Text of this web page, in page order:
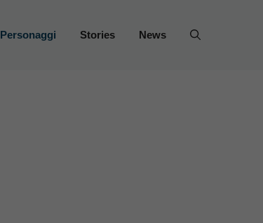
Personaggi Stories News